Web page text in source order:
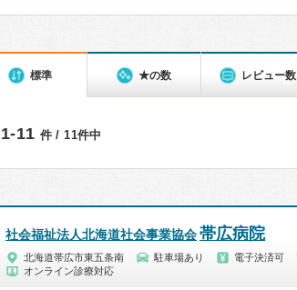
標準 ★の数 レビュー数
1-11 件 / 11件中
社会福祉法人北海道社会事業協会帯広病院
北海道帯広市東五条南 駐車場あり 電子決済可
オンライン診療対応